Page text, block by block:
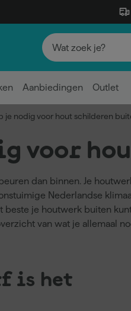
Aanbiedingen Outlet
je nodig voor hout schilderen
voor
dan binnen. Je
Nederlandse
beste je houtwerk buiten
van wat je allemaal
is het